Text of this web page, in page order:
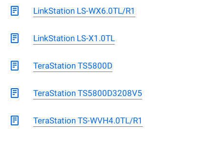
LinkStation LS-WX6.0TL/R1
LinkStation LS-X1.0TL
TeraStation TS5800D
TeraStation TS5800D3208V5
TeraStation TS-WVH4.0TL/R1